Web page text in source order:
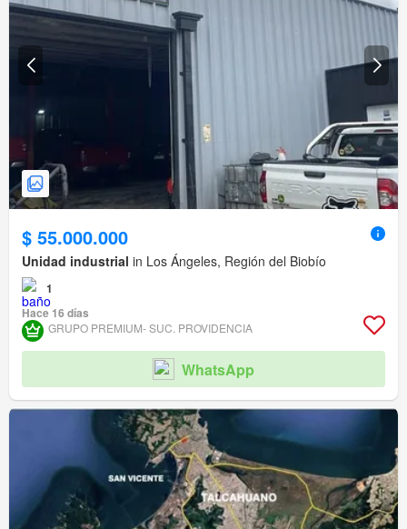
$ 55.000.000
Unidad industrial in Los Ángeles, Región del Biobío
1
Hace 16 días
GRUPO PREMIUM- SUC. PROVIDENCIA
WhatsApp